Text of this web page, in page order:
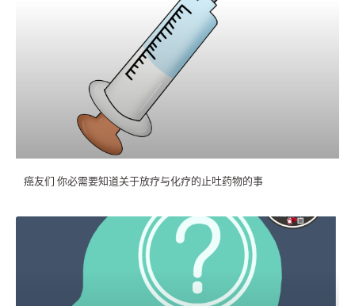
癌友们 你必需要知道关于放疗与化疗的止吐药物的事